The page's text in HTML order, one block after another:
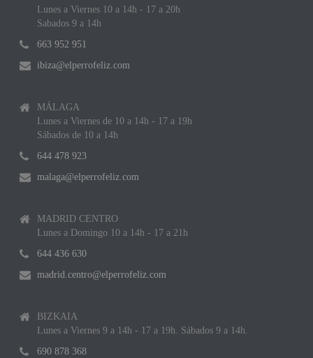
Lunes a Viernes 10 a 14h - 17 a 20h
Sabados 9 a 14h
663 952 951
ibiza@elperrofeliz.com
MÁLAGA
Lunes a Viernes de 10 a 14h - 17 a 19h
Sábados de 10 a 14h
644 478 923
malaga@elperrofeliz.com
MADRID CENTRO
Lunes a Domingo 10 a 14h - 17 a 21h
644 436 630
madrid.centro@elperrofeliz.com
BIZKAIA
Lunes a Viernes 9 a 14h - 17 a 19h. Sábados 9 a 14h.
690 878 368